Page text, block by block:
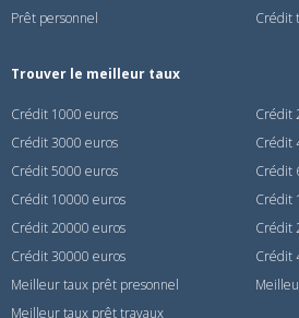
Prêt personnel
Crédit
Trouver le meilleur taux
Crédit 1000 euros
Crédit
Crédit 3000 euros
Crédit
Crédit 5000 euros
Crédit
Crédit 10000 euros
Crédit
Crédit 20000 euros
Crédit
Crédit 30000 euros
Crédit
Meilleur taux prêt presonnel
Meilleur taux prêt travaux